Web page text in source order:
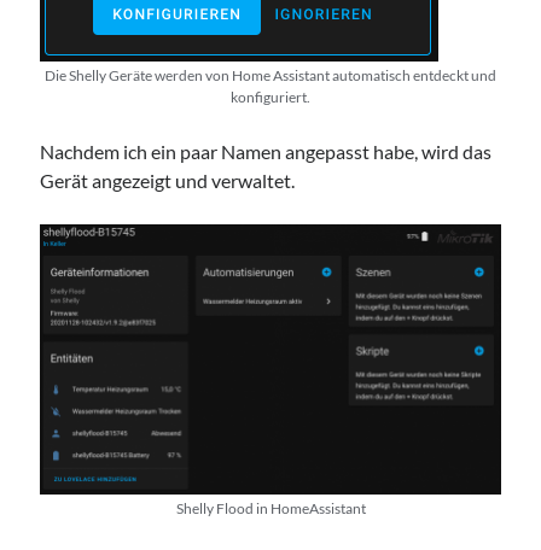
Die Shelly Geräte werden von Home Assistant automatisch entdeckt und
konfiguriert.
Nachdem ich ein paar Namen angepasst habe, wird das
Gerät angezeigt und verwaltet.
Shelly Flood in HomeAssistant